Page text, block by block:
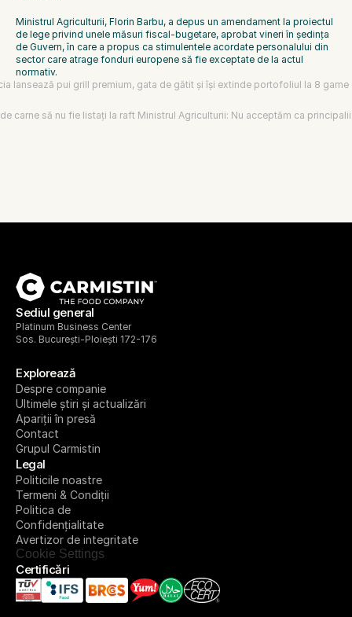
Ministrul Agriculturii, Florin Barbu, a depus un amendament la proiectul
de lege privind unele măsuri fiscal-bugetare, aprobat vineri în ședința
de Guvern, în care a propus ca stimulentele acordate personalului din
sector care atrage fonduri europene să fie exceptate de la actul
normativ.
lansează pui grill premium, gata de gătit și își extinde portofoliul la 8
carne să nu fie listați la raft Ministrul Agriculturii: Nu acceptăm ca
Sediul general
Platinum Business Center
Sos. București-Ploiești 172-176
Explorează
Despre companie
Ultimele știri și actualizări
Apariții în presă
Contact
Grupul Carmistin
Legal
Politicile noastre
Termeni & Condiții
Politica de
Confidențialitate
Avertizor de integritate
Cookie Settings
Certificări